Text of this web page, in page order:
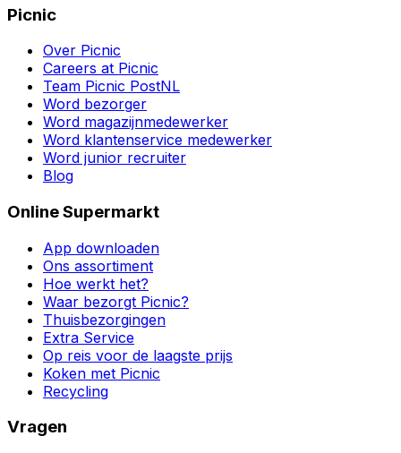
Picnic
Over Picnic
Careers at Picnic
Team Picnic PostNL
Word bezorger
Word magazijnmedewerker
Word klantenservice medewerker
Word junior recruiter
Blog
Online Supermarkt
App downloaden
Ons assortiment
Hoe werkt het?
Waar bezorgt Picnic?
Thuisbezorgingen
Extra Service
Op reis voor de laagste prijs
Koken met Picnic
Recycling
Vragen